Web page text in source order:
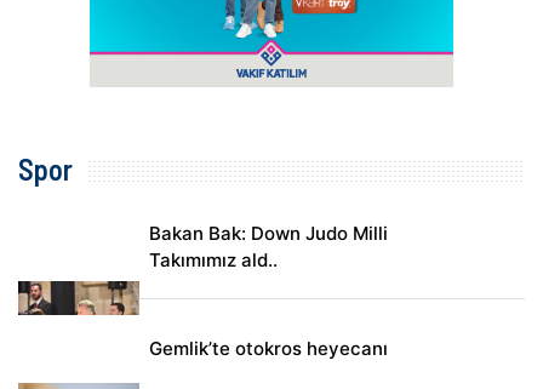
Spor
Bakan Bak: Down Judo Milli
Takımımız ald..
Gemlik’te otokros heyecanı